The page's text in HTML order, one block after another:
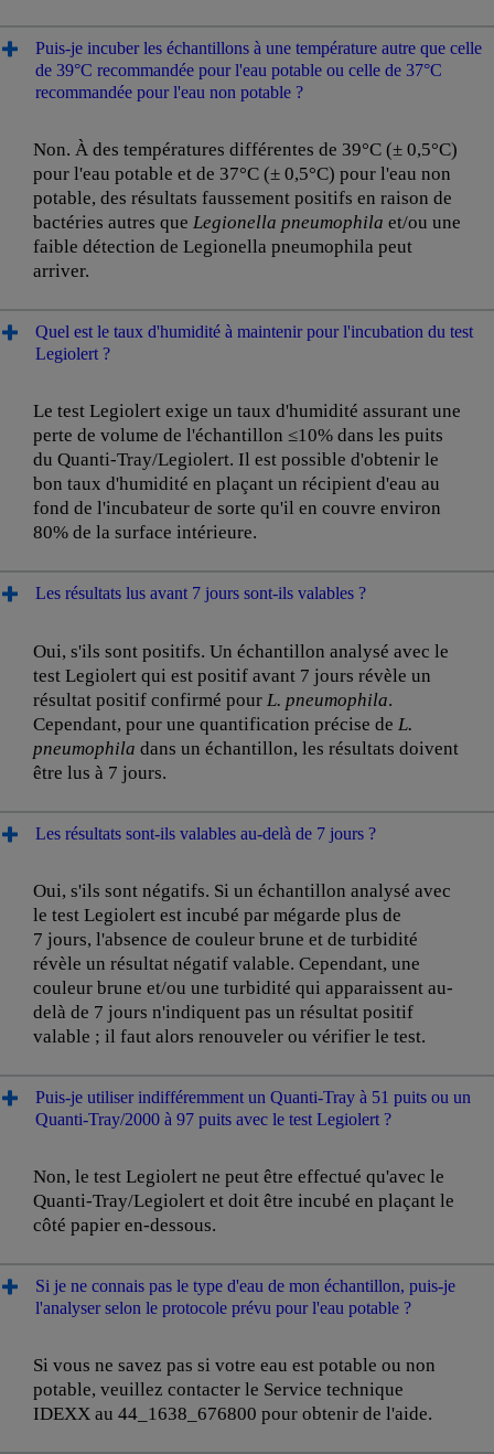
Puis-je incuber les échantillons à une température autre que celle
de 39°C recommandée pour l'eau potable ou celle de 37°C
recommandée pour l'eau non potable ?
Non. À des températures différentes de 39°C (± 0,5°C)
pour l'eau potable et de 37°C (± 0,5°C) pour l'eau non
potable, des résultats faussement positifs en raison de
bactéries autres que Legionella pneumophila et/ou une
faible détection de Legionella pneumophila peut
arriver.
Quel est le taux d'humidité à maintenir pour l'incubation du test
Legiolert ?
Le test Legiolert exige un taux d'humidité assurant une
perte de volume de l'échantillon ≤10% dans les puits
du Quanti-Tray/Legiolert. Il est possible d'obtenir le
bon taux d'humidité en plaçant un récipient d'eau au
fond de l'incubateur de sorte qu'il en couvre environ
80% de la surface intérieure.
Les résultats lus avant 7 jours sont-ils valables ?
Oui, s'ils sont positifs. Un échantillon analysé avec le
test Legiolert qui est positif avant 7 jours révèle un
résultat positif confirmé pour L. pneumophila.
Cependant, pour une quantification précise de L.
pneumophila dans un échantillon, les résultats doivent
être lus à 7 jours.
Les résultats sont-ils valables au-delà de 7 jours ?
Oui, s'ils sont négatifs. Si un échantillon analysé avec
le test Legiolert est incubé par mégarde plus de
7 jours, l'absence de couleur brune et de turbidité
révèle un résultat négatif valable. Cependant, une
couleur brune et/ou une turbidité qui apparaissent au-
delà de 7 jours n'indiquent pas un résultat positif
valable ; il faut alors renouveler ou vérifier le test.
Puis-je utiliser indifféremment un Quanti-Tray à 51 puits ou un
Quanti-Tray/2000 à 97 puits avec le test Legiolert ?
Non, le test Legiolert ne peut être effectué qu'avec le
Quanti-Tray/Legiolert et doit être incubé en plaçant le
côté papier en-dessous.
Si je ne connais pas le type d'eau de mon échantillon, puis-je
l'analyser selon le protocole prévu pour l'eau potable ?
Si vous ne savez pas si votre eau est potable ou non
potable, veuillez contacter le Service technique
IDEXX au 44_1638_676800 pour obtenir de l'aide.